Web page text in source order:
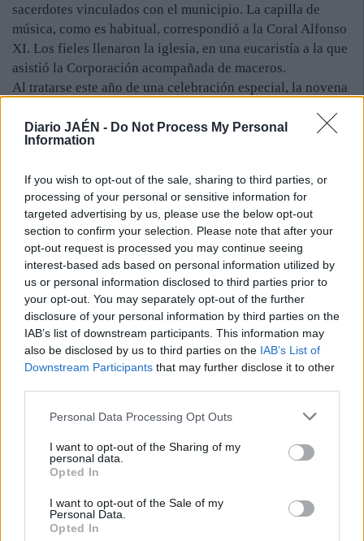
Diario JAÉN - Do Not Process My Personal
Information
If you wish to opt-out of the sale, sharing to third parties, or
processing of your personal or sensitive information for
targeted advertising by us, please use the below opt-out
section to confirm your selection. Please note that after your
opt-out request is processed you may continue seeing
interest-based ads based on personal information utilized by
us or personal information disclosed to third parties prior to
your opt-out. You may separately opt-out of the further
disclosure of your personal information by third parties on the
IAB’s list of downstream participants. This information may
also be disclosed by us to third parties on the IAB’s List of
Downstream Participants that may further disclose it to other
Personal Data Processing Opt Outs
I want to opt-out of the Sharing of my
personal data.
Opted In
I want to opt-out of the Sale of my
Personal Data.
Opted In
sacerdotes vinculados con el municipio. La capilla de
música, como es habitual, correspondió a la Coral Alfonso
XI. Los fieles llenaron la iglesia, en una eucaristía a la que
asistió la Corporación acompañada de maceros.
Al tratarse este año de una celebración especial, la novena
los últimos actos religiosos de las fiestas. Ya solo queda
pendiente el besamanos a la Virgen de las Mercedes, que
manifestarle sus respetos a la patrona de Alcalá la Real
tienen una cita en la iglesia de Consolación, en horario de
mañana y de tarde. La cofradía se encuentra muy
satisfecha con el resultado de los actos de coronación de
la tarde noche del jueves.